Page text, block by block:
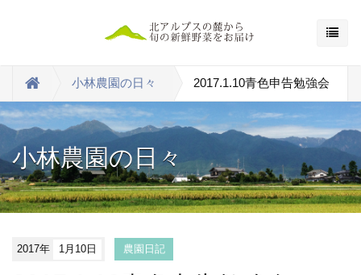
小林農園の日々 2017.1.10青色申告勉強会
小林農園の日々
2017年 1月10日 農園日記